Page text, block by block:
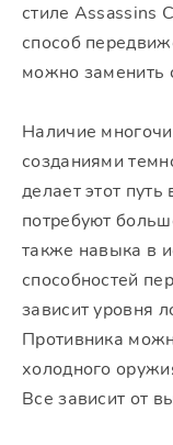
стиле Assassins
способ
можно заменить
Наличие
созданиями
делает этот
потребуют
также навыка в
способностей
зависит уровня
Противника
холодного
Все зависит от